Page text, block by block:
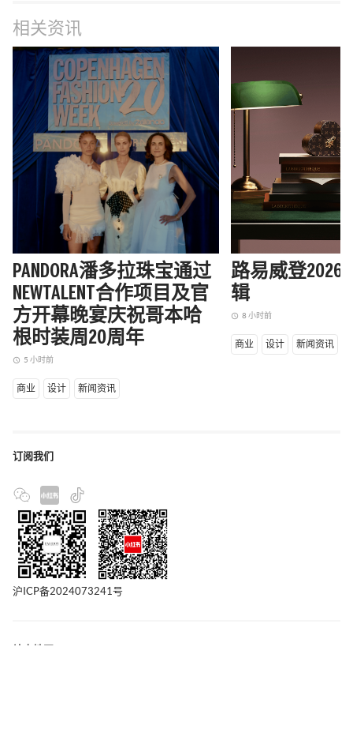
相关资讯
PANDORA潘多拉珠宝通过
NEWTALENT合作项目及官
方开幕晚宴庆祝哥本哈
根时装周20周年
access_time 5 小时前
商业 设计 新闻资讯
路易威登2026
辑
access_time 8 小时前
商业 设计 新闻资讯
订阅我们
沪ICP备2024073241号
站点地图